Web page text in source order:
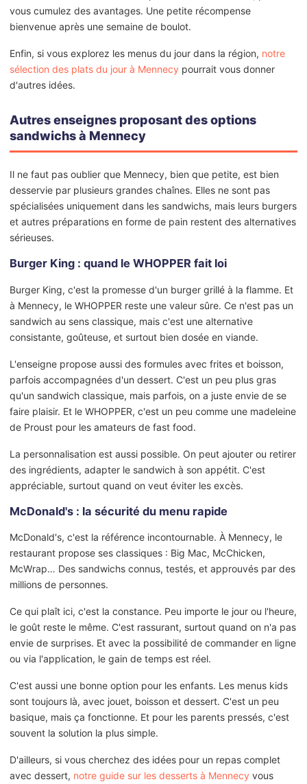
vous cumulez des avantages. Une petite récompense
bienvenue après une semaine de boulot.
Enfin, si vous explorez les menus du jour dans la région, notre
sélection des plats du jour à Mennecy pourrait vous donner
d'autres idées.
Autres enseignes proposant des options
sandwichs à Mennecy
Il ne faut pas oublier que Mennecy, bien que petite, est bien
desservie par plusieurs grandes chaînes. Elles ne sont pas
spécialisées uniquement dans les sandwichs, mais leurs burgers
et autres préparations en forme de pain restent des alternatives
sérieuses.
Burger King : quand le WHOPPER fait loi
Burger King, c'est la promesse d'un burger grillé à la flamme. Et
à Mennecy, le WHOPPER reste une valeur sûre. Ce n'est pas un
sandwich au sens classique, mais c'est une alternative
consistante, goûteuse, et surtout bien dosée en viande.
L'enseigne propose aussi des formules avec frites et boisson,
parfois accompagnées d'un dessert. C'est un peu plus gras
qu'un sandwich classique, mais parfois, on a juste envie de se
faire plaisir. Et le WHOPPER, c'est un peu comme une madeleine
de Proust pour les amateurs de fast food.
La personnalisation est aussi possible. On peut ajouter ou retirer
des ingrédients, adapter le sandwich à son appétit. C'est
appréciable, surtout quand on veut éviter les excès.
McDonald's : la sécurité du menu rapide
McDonald's, c'est la référence incontournable. À Mennecy, le
restaurant propose ses classiques : Big Mac, McChicken,
McWrap… Des sandwichs connus, testés, et approuvés par des
millions de personnes.
Ce qui plaît ici, c'est la constance. Peu importe le jour ou l'heure,
le goût reste le même. C'est rassurant, surtout quand on n'a pas
envie de surprises. Et avec la possibilité de commander en ligne
ou via l'application, le gain de temps est réel.
C'est aussi une bonne option pour les enfants. Les menus kids
sont toujours là, avec jouet, boisson et dessert. C'est un peu
basique, mais ça fonctionne. Et pour les parents pressés, c'est
souvent la solution la plus simple.
D'ailleurs, si vous cherchez des idées pour un repas complet
avec dessert, notre guide sur les desserts à Mennecy vous